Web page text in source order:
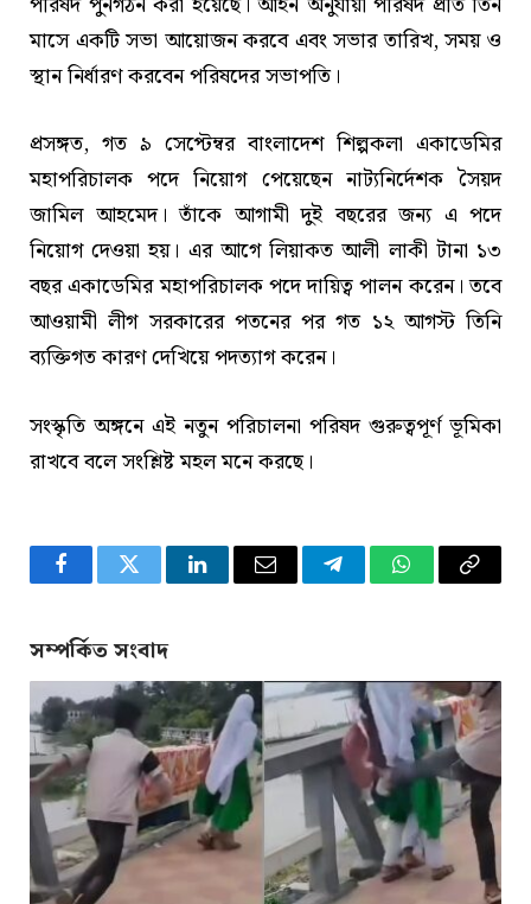
মাসে একটি সভা আয়োজন করবে এবং সভার তারিখ, সময় ও
স্থান নির্ধারণ করবেন পরিষদের সভাপতি।
প্রসঙ্গত, গত ৯ সেপ্টেম্বর বাংলাদেশ শিল্পকলা একাডেমির
মহাপরিচালক পদে নিয়োগ পেয়েছেন নাট্যনির্দেশক সৈয়দ
জামিল আহমেদ। তাঁকে আগামী দুই বছরের জন্য এ পদে
নিয়োগ দেওয়া হয়। এর আগে লিয়াকত আলী লাকী টানা ১৩
বছর একাডেমির মহাপরিচালক পদে দায়িত্ব পালন করেন। তবে
আওয়ামী লীগ সরকারের পতনের পর গত ১২ আগস্ট তিনি
ব্যক্তিগত কারণ দেখিয়ে পদত্যাগ করেন।
সংস্কৃতি অঙ্গনে এই নতুন পরিচালনা পরিষদ গুরুত্বপূর্ণ ভূমিকা
রাখবে বলে সংশ্লিষ্ট মহল মনে করছে।
FacebookTwitter LinkedInEmail TelegramWhatsApp
Copy
সম্পর্কিত সংবাদ